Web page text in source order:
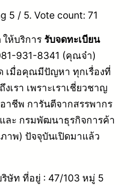
5 / 5. Vote count: 71
ให้บริการ รับจดทะเบียน
931-8341 (คุณจ๋า)
เมื่อคุณมีปัญหา ทุกเรื่องที่
เรา เพราะเราเชี่ยวชาญ
าชีพ การันตีจากสรรพากร
ละ กรมพัฒนาธุรกิจการค้า
พ) ปัจจุบันเปิดมาแล้ว
ริษัท ที่อยู่ : 47/103 หมู่ 5